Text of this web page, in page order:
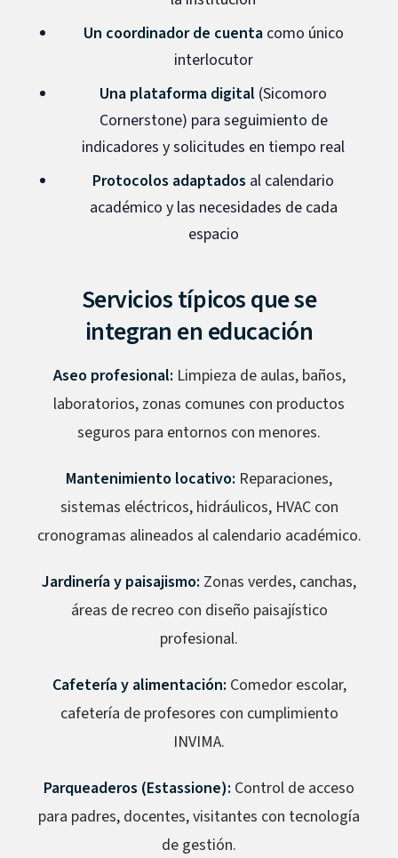
Un coordinador de cuentacomo único
interlocutor
Una plataforma digital (Sicomoro
Cornerstone) para seguimiento de
indicadores y solicitudes en tiempo real
Protocolos adaptados al calendario
académico y las necesidades de cada
espacio
Servicios típicos que se
integran en educación
Aseo profesional: Limpieza de aulas, baños,
laboratorios, zonas comunes con productos
seguros para entornos con menores.
Mantenimiento locativo: Reparaciones,
sistemas eléctricos, hidráulicos, HVAC con
cronogramas alineados al calendario académico.
Jardinería y paisajismo: Zonas verdes, canchas,
áreas de recreo con diseño paisajístico
profesional.
Cafetería y alimentación: Comedor escolar,
cafetería de profesores con cumplimiento
INVIMA.
Parqueaderos (Estassione): Control de acceso
para padres, docentes, visitantes con tecnología
de gestión.